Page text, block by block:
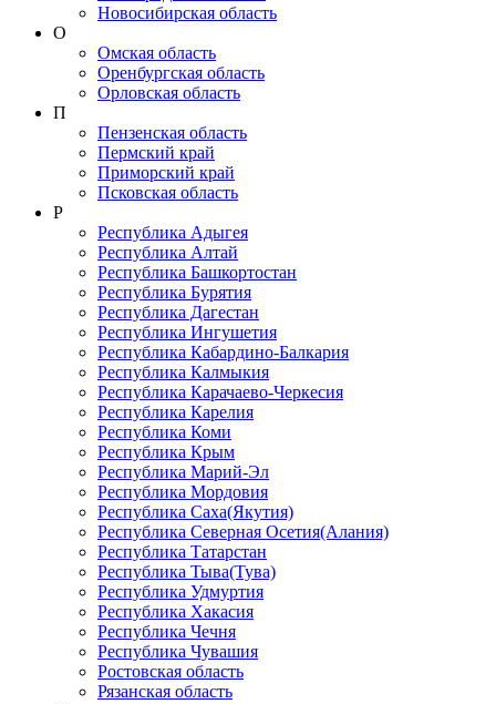
Новосибирская область
О
Омская область
Оренбургская область
Орловская область
П
Пензенская область
Пермский край
Приморский край
Псковская область
Р
Республика Адыгея
Республика Алтай
Республика Башкортостан
Республика Бурятия
Республика Дагестан
Республика Ингушетия
Республика Кабардино-Балкария
Республика Калмыкия
Республика Карачаево-Черкеcия
Республика Карелия
Республика Коми
Республика Крым
Республика Марий-Эл
Республика Мордовия
Республика Саха(Якутия)
Республика Северная Осетия(Алания)
Республика Татарстан
Республика Тыва(Тува)
Республика Удмуртия
Республика Хакасия
Республика Чечня
Республика Чувашия
Ростовская область
Рязанская область